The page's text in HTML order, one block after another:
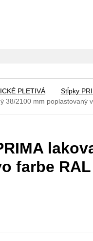
PLETIVÁ
Stĺpky
38/2100 mm poplastovaný
farbe